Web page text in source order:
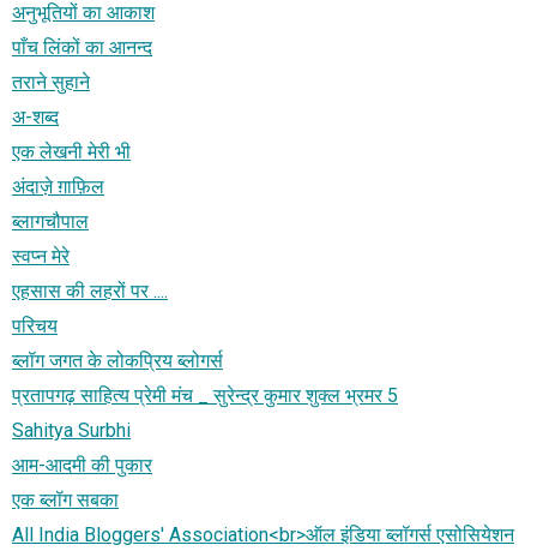
अनुभूतियों का आकाश
पाँच लिंकों का आनन्द
तराने सुहाने
अ-शब्‍द
एक लेखनी मेरी भी
अंदाज़े ग़ाफ़िल
ब्लागचौपाल
स्वप्न मेरे
एहसास की लहरों पर ....
परिचय
ब्लॉग जगत के लोकप्रिय ब्लोगर्स
प्रतापगढ़ साहित्य प्रेमी मंच _ सुरेन्द्र कुमार शुक्ल भ्रमर 5
Sahitya Surbhi
आम-आदमी की पुकार
एक ब्लॉग सबका
All India Bloggers' Association<br>ऑल इंडिया ब्लॉगर्स एसोसियेशन